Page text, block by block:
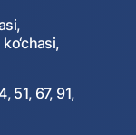
51, 67, 91,